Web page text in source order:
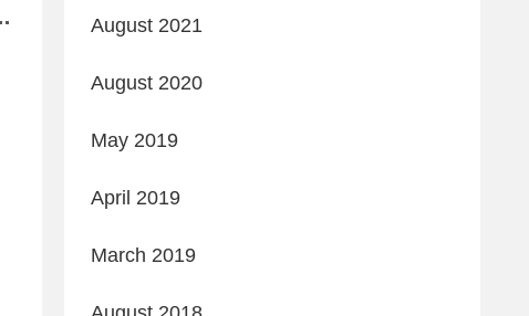
August 2021
August 2020
May 2019
April 2019
March 2019